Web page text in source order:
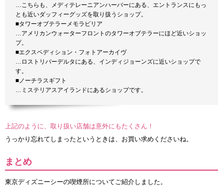
…こちらも、メディテレーニアンハーバーにある、エントランスにもっ
とも近いダッフィーグッズを取り扱うショップ。
■タワーオブテラーメモラビリア
…アメリカンウォーターフロントのタワーオブテラーにほど近いショッ
プ。
■エクスペディション・フォトアーカイヴ
…ロストリバーデルタにある、インディジョーンズに近いショップで
す。
■ノーチラスギフト
…ミステリアスアイランドにあるショップです。
上記のように、取り扱い店舗は意外にもたくさん！
うっかり忘れてしまったというときは、お買い求めくださいね。
まとめ
東京ディズニーシーの喫煙所についてご紹介しました。